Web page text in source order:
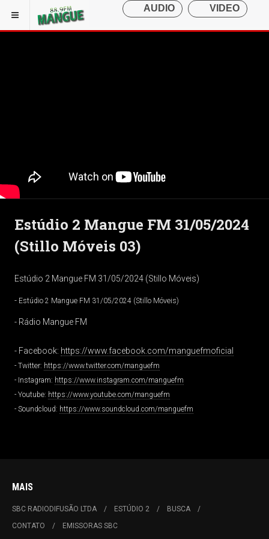
Estúdio 2 Mangue FM 31/05/2024
(Stillo Móveis 03)
Estúdio 2 Mangue FM 31/05/2024 (Stillo Móveis)
- Estúdio 2 Mangue FM 31/05/2024 (Stillo Móveis)
- Rádio Mangue FM
- Facebook: https://www.facebook.com/manguefmoficial
- Twitter: https://www.twitter.com/manguefm
- Instagram: https://www.instagram.com/manguefm
- Youtube: https://www.youtube.com/manguefm
- Soundcloud: https://www.soundcloud.com/manguefm
MAIS
SBC RADIODIFUSÃO LTDA ESTÚDIO 2
BUSCA
CONTATO
EMISSORAS SBC